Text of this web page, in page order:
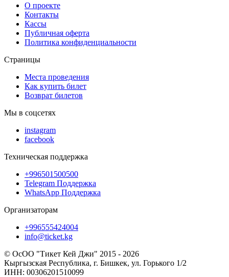
О проекте
Контакты
Кассы
Публичная оферта
Политика конфиденциальности
Страницы
Места проведения
Как купить билет
Возврат билетов
Мы в соцсетях
instagram
facebook
Техническая поддержка
+996501500500
Telegram Поддержка
WhatsApp Поддержка
Организаторам
+996555424004
info@ticket.kg
© ОсОО "Тикет Кей Джи" 2015 - 2026
Кыргызская Республика, г. Бишкек, ул. Горького 1/2
ИНН: 00306201510099